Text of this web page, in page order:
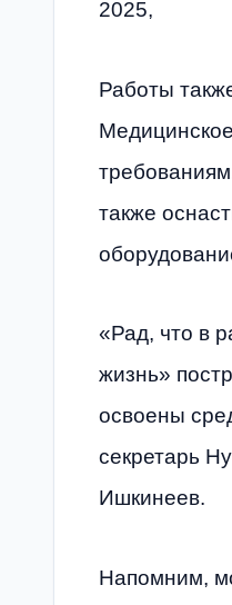
2025,
Работы
также
«Рад, что в
жизнь»
освоены
секретарь
Ишкинеев.
Напомним,